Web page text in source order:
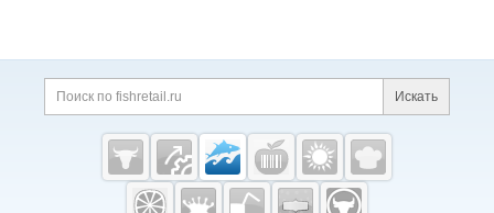
Дополнительная информация
Поиск по сайту и
Искать
Cсылки на полезные проекты
Fishretail.ru —
рыба,